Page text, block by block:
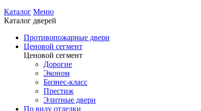
Каталог Меню
Каталог дверей
Противопожарные двери
Ценовой сегмент
Ценовой сегмент
Дорогие
Эконом
Бизнес-класс
Престиж
Элитные двери
По виду отделки